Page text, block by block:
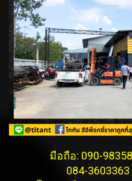
มือถือ: 090-
084-